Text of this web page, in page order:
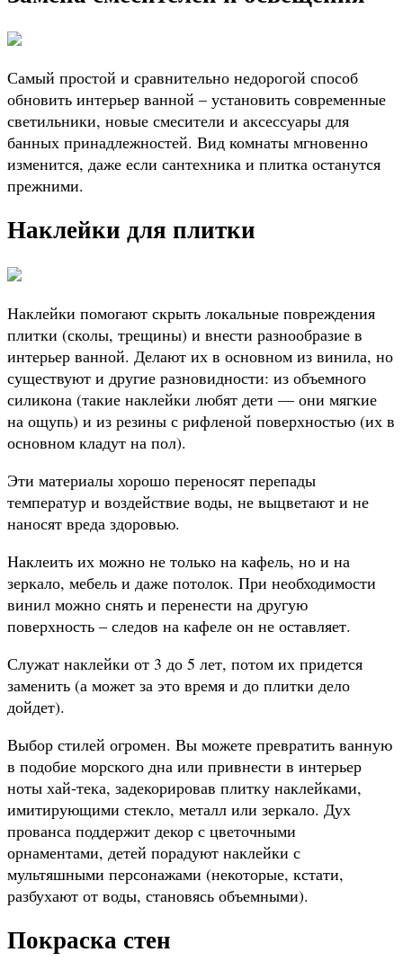
Самый простой и сравнительно недорогой способ
обновить интерьер ванной – установить современные
светильники, новые смесители и аксессуары для
банных принадлежностей. Вид комнаты мгновенно
изменится, даже если сантехника и плитка останутся
прежними.
Наклейки для плитки
Наклейки помогают скрыть локальные повреждения
плитки (сколы, трещины) и внести разнообразие в
интерьер ванной. Делают их в основном из винила, но
существуют и другие разновидности: из объемного
силикона (такие наклейки любят дети — они мягкие
на ощупь) и из резины с рифленой поверхностью (их в
основном кладут на пол).
Эти материалы хорошо переносят перепады
температур и воздействие воды, не выцветают и не
наносят вреда здоровью.
Наклеить их можно не только на кафель, но и на
зеркало, мебель и даже потолок. При необходимости
винил можно снять и перенести на другую
поверхность – следов на кафеле он не оставляет.
Служат наклейки от 3 до 5 лет, потом их придется
заменить (а может за это время и до плитки дело
дойдет).
Выбор стилей огромен. Вы можете превратить ванную
в подобие морского дна или привнести в интерьер
ноты хай-тека, задекорировав плитку наклейками,
имитирующими стекло, металл или зеркало. Дух
прованса поддержит декор с цветочными
орнаментами, детей порадуют наклейки с
мультяшными персонажами (некоторые, кстати,
разбухают от воды, становясь объемными).
Покраска стен